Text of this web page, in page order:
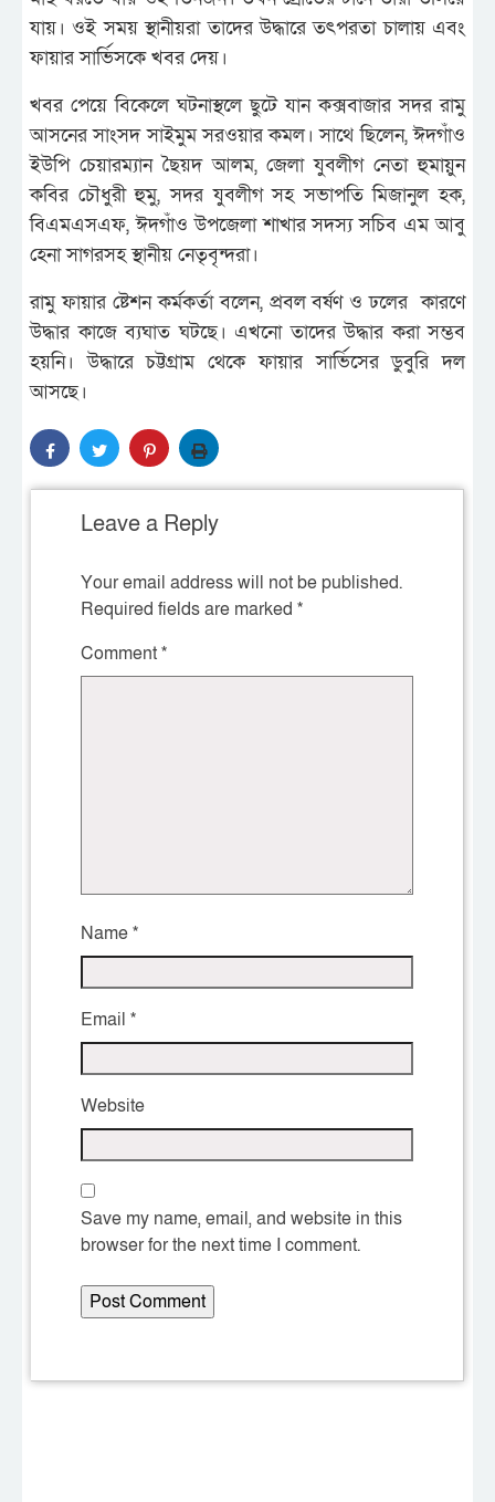
যায়। ওই সময় স্থানীয়রা তাদের উদ্ধারে তৎপরতা চালায় এবং
ফায়ার সার্ভিসকে খবর দেয়।
খবর পেয়ে বিকেলে ঘটনাস্থলে ছুটে যান কক্সবাজার সদর রামু
আসনের সাংসদ সাইমুম সরওয়ার কমল। সাথে ছিলেন, ঈদগাঁও
ইউপি চেয়ারম্যান ছৈয়দ আলম, জেলা যুবলীগ নেতা হুমায়ুন
কবির চৌধুরী হুমু, সদর যুবলীগ সহ সভাপতি মিজানুল হক,
বিএমএসএফ, ঈদগাঁও উপজেলা শাখার সদস্য সচিব এম আবু
হেনা সাগরসহ স্থানীয় নেতৃবৃন্দরা।
রামু ফায়ার ষ্টেশন কর্মকর্তা বলেন, প্রবল বর্ষণ ও ঢলের কারণে
উদ্ধার কাজে ব্যঘাত ঘটছে। এখনো তাদের উদ্ধার করা সম্ভব
হয়নি। উদ্ধারে চট্টগ্রাম থেকে ফায়ার সার্ভিসের ডুবুরি দল
আসছে।
Leave a Reply
Your email address will not be published.
Required fields are marked *
Comment*
Name*
Email *
Website
Save my name, email, and website in this
browser for the next time I comment.